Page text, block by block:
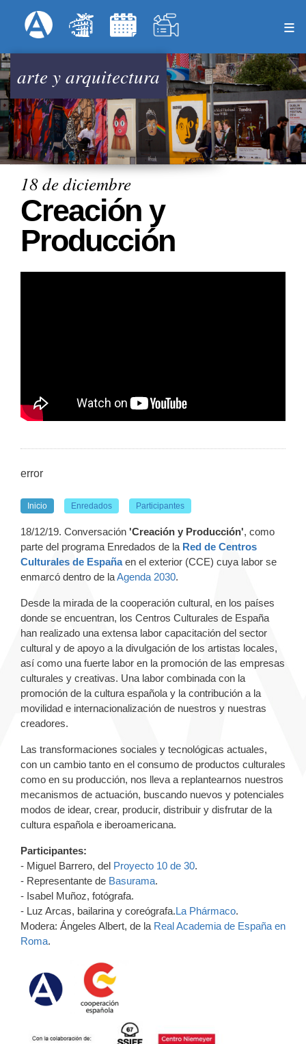
al
principal
Menú Superior
arte y arquitectura
18 de diciembre
Creación y
Producción
error
Inicio Enredados Participantes
18/12/19. Conversación 'Creación y Producción', como
parte del programa Enredados de la Red de Centros
Culturales de Españaen el exterior (CCE) cuya labor se
enmarcó dentro de laAgenda 2030.
Desde la mirada de la cooperación cultural, en los países
donde se encuentran, los Centros Culturales de España
han realizado una extensa labor capacitación del sector
cultural y de apoyo a la divulgación de los artistas locales,
así como una fuerte labor en la promoción de las empresas
culturales y creativas. Una labor combinada con la
promoción de la cultura española y la contribución a la
movilidad e internacionalización de nuestros y nuestras
creadores.
Las transformaciones sociales y tecnológicas actuales,
con un cambio tanto en el consumo de productos culturales
como en su producción, nos lleva a replantearnos nuestros
mecanismos de actuación, buscando nuevos y potenciales
modos de idear, crear, producir, distribuir y disfrutar de la
cultura española e iberoamericana.
Participantes:
- Miguel Barrero, del Proyecto 10 de 30.
- Representante de Basurama.
- Isabel Muñoz, fotógrafa.
- Luz Arcas, bailarina y coreógrafa.La Phármaco.
Modera: Ángeles Albert, de la Real Academia de España en
Roma.